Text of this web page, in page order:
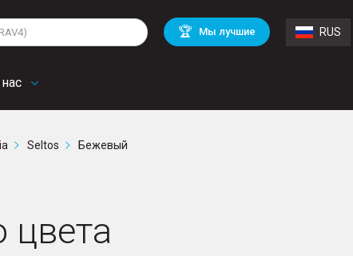
🏆 Мы лучшие RUS
Mitsubishi BMW
Chevrolet Mercedes Benz
Seltos Бежевый
цвета